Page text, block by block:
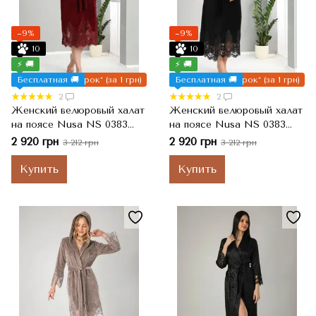
Подарок* (за 1 грн)
−9%
10
⚡ 🚚
Бесплатная 🚚
2
Женский велюровый халат
на поясе Nusa NS 0383
длинный, Бордовый, S
2 920 грн 3 212 грн
Купить
Подарок* (за 1 грн)
−9%
10
⚡ 🚚
Бесплатная 🚚
2
Женский велюровый халат
на поясе Nusa NS 0383
длинный, Siyah Черный,
L/XL
2 920 грн 3 212 грн
Купить